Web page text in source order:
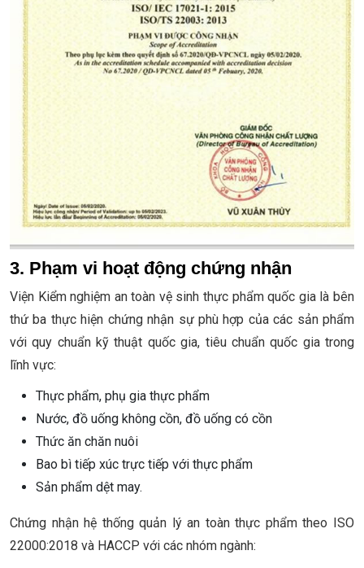
3. Phạm vi hoạt động chứng nhận
Viện Kiểm nghiệm an toàn vệ sinh thực phẩm quốc gia là bên
thứ ba thực hiện chứng nhận sự phù hợp của các sản phẩm
với quy chuẩn kỹ thuật quốc gia, tiêu chuẩn quốc gia trong
lĩnh vực:
Thực phẩm, phụ gia thực phẩm
Nước, đồ uống không cồn, đồ uống có cồn
Thức ăn chăn nuôi
Bao bì tiếp xúc trực tiếp với thực phẩm
Sản phẩm dệt may.
Chứng nhận hệ thống quản lý an toàn thực phẩm theo ISO
22000:2018 và HACCP với các nhóm ngành: